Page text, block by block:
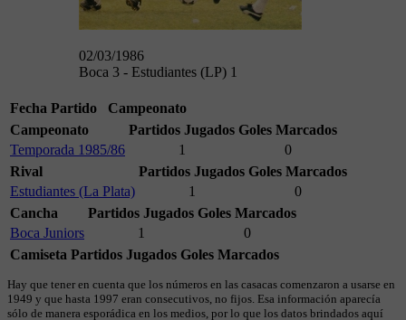
02/03/1986
Boca 3 - Estudiantes (LP) 1
Fecha Partido
Campeonato
Campeonato
Partidos Jugados Goles Marcados
Temporada 1985/86
1
0
Rival
Partidos Jugados Goles Marcados
Estudiantes (La Plata)
1
0
Cancha
Partidos Jugados Goles Marcados
Boca Juniors
1
0
Camiseta Partidos Jugados Goles Marcados
Hay que tener en cuenta que los números en las casacas comenzaron a usarse en
1949 y que hasta 1997 eran consecutivos, no fijos. Esa información aparecía
sólo de manera esporádica en los medios, por lo que los datos brindados aquí